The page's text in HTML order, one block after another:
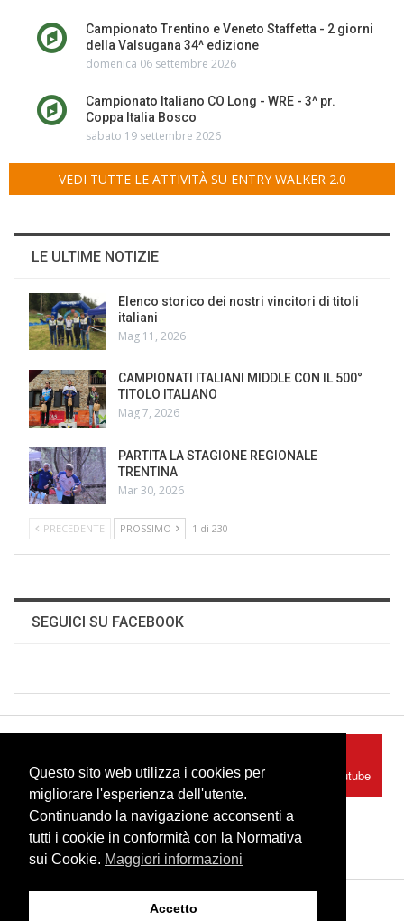
Campionato Trentino e Veneto Staffetta - 2 giorni
della Valsugana 34^ edizione
domenica 06 settembre 2026
Campionato Italiano CO Long - WRE - 3^ pr.
Coppa Italia Bosco
sabato 19 settembre 2026
VEDI TUTTE LE ATTIVITÀ SU ENTRY WALKER 2.0
LE ULTIME NOTIZIE
Elenco storico dei nostri vincitori di titoli
italiani
Mag 11, 2026
CAMPIONATI ITALIANI MIDDLE CON IL 500°
TITOLO ITALIANO
Mag 7, 2026
PARTITA LA STAGIONE REGIONALE
TRENTINA
Mar 30, 2026
PRECEDENTE PROSSIMO 1 di 230
SEGUICI SU FACEBOOK
Seguici su Facebook Seguici su Youtube
Instagram
Seguici su Instagram
© 2026 - U.S. Primiero Orienteering. Tutti i diritti riservati.
Questo sito web utilizza i cookies per
migliorare l'esperienza dell'utente.
Continuando la navigazione acconsenti a
tutti i cookie in conformità con la Normativa
sui Cookie. Maggiori informazioni
Accetto